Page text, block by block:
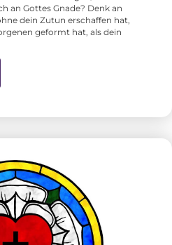
an Gottes Gnade? Denk an
dein Zutun erschaffen hat,
geformt hat, als dein